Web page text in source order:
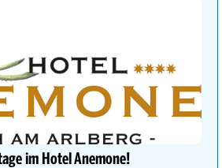
im Hotel Anemone!